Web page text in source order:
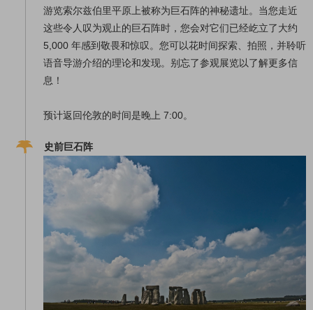
游览索尔兹伯里平原上被称为巨石阵的神秘遗址。当您走近
这些令人叹为观止的巨石阵时，您会对它们已经屹立了大约
5,000 年感到敬畏和惊叹。您可以花时间探索、拍照，并聆听
语音导游介绍的理论和发现。别忘了参观展览以了解更多信
息！
预计返回伦敦的时间是晚上 7:00。
史前巨石阵